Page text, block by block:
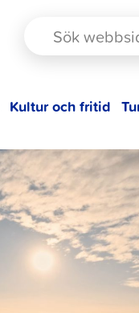
Kultur och fritid